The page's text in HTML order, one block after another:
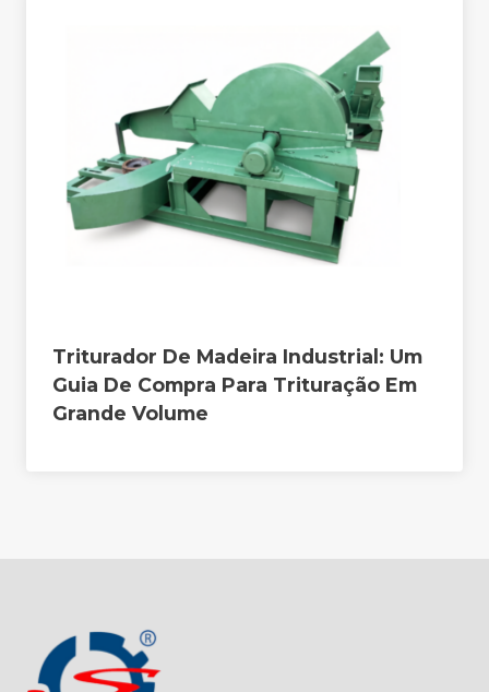
Triturador De Madeira Industrial: Um
Guia De Compra Para Trituração Em
Grande Volume